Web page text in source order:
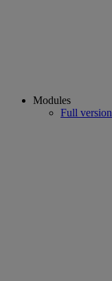
Modules
Full version